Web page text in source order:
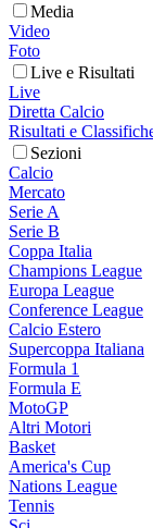
Media
Video
Foto
Live e Risultati
Live
Diretta Calcio
Risultati e
Sezioni
Calcio
Mercato
Serie A
Serie B
Coppa Italia
Champions League
Europa League
Conference League
Calcio Estero
Supercoppa Italiana
Formula 1
Formula E
MotoGP
Altri Motori
Basket
America's Cup
Nations League
Tennis